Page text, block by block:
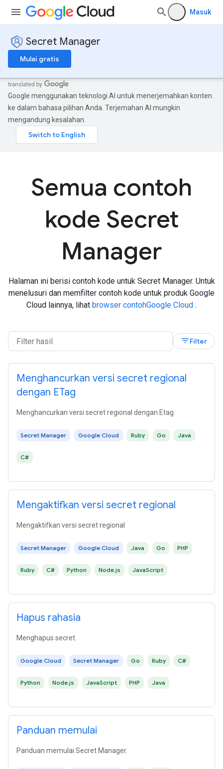
Masuk
Secret Manager
Mulai gratis
Google menggunakan teknologi AI untuk menerjemahkan konten
ke dalam bahasa pilihan Anda. Terjemahan AI mungkin
mengandung kesalahan.
Semua contoh
kode Secret
Manager
Halaman ini berisi contoh kode untuk Secret Manager. Untuk
menelusuri dan memfilter contoh kode untuk produk Google
Cloud lainnya, lihat browser contohGoogle Cloud .
filter_listFilter
Menghancurkan versi secret regional
dengan ETag
Menghancurkan versi secret regional dengan Etag
Secret Manager Google Cloud Ruby Go Java
C#
Mengaktifkan versi secret regional
Mengaktifkan versi secret regional
Secret Manager Google Cloud Java Go PHP
Ruby C# Python Node.js JavaScript
Hapus rahasia
Menghapus secret.
Google Cloud Secret Manager Go Ruby C#
Python Node.js JavaScript PHP Java
Panduan memulai
Panduan memulai Secret Manager.